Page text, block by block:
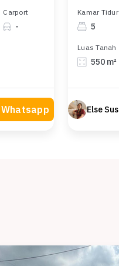
Carport
-
Whatsapp
Kamar Tidur
5
Luas Tanah
550 m²